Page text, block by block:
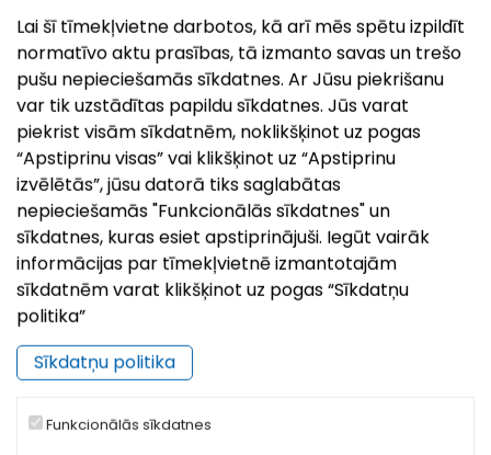
Atvērt karti ar: Doties ar:
+
−
Lai šī tīmekļvietne darbotos, kā arī mēs spētu izpildīt
normatīvo aktu prasības, tā izmanto savas un trešo
pušu nepieciešamās sīkdatnes. Ar Jūsu piekrišanu
var tik uzstādītas papildu sīkdatnes. Jūs varat
piekrist visām sīkdatnēm, noklikšķinot uz pogas
“Apstiprinu visas” vai klikšķinot uz “Apstiprinu
izvēlētās”, jūsu datorā tiks saglabātas
nepieciešamās "Funkcionālās sīkdatnes" un
sīkdatnes, kuras esiet apstiprinājuši. Iegūt vairāk
informācijas par tīmekļvietnē izmantotajām
sīkdatnēm varat klikšķinot uz pogas “Sīkdatņu
politika”
Sīkdatņu politika
Funkcionālās sīkdatnes